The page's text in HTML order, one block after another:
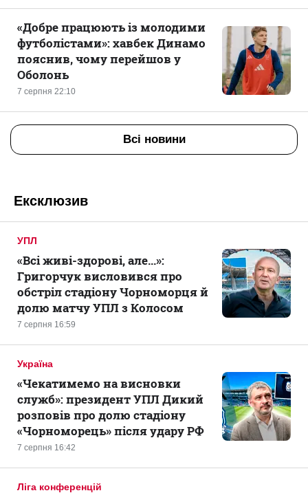
7 серпня 22:10
«Добре працюють із молодими
футболістами»: хавбек Динамо
пояснив, чому перейшов у
Оболонь
Всі новини
Ексклюзив
УПЛ
7 серпня 16:59
«Всі живі-здорові, але...»:
Григорчук висловився про
обстріл стадіону Чорноморця й
долю матчу УПЛ з Колосом
Україна
7 серпня 16:42
«Чекатимемо на висновки
служб»: президент УПЛ Дикий
розповів про долю стадіону
«Чорноморець» після удару РФ
Ліга конференцій